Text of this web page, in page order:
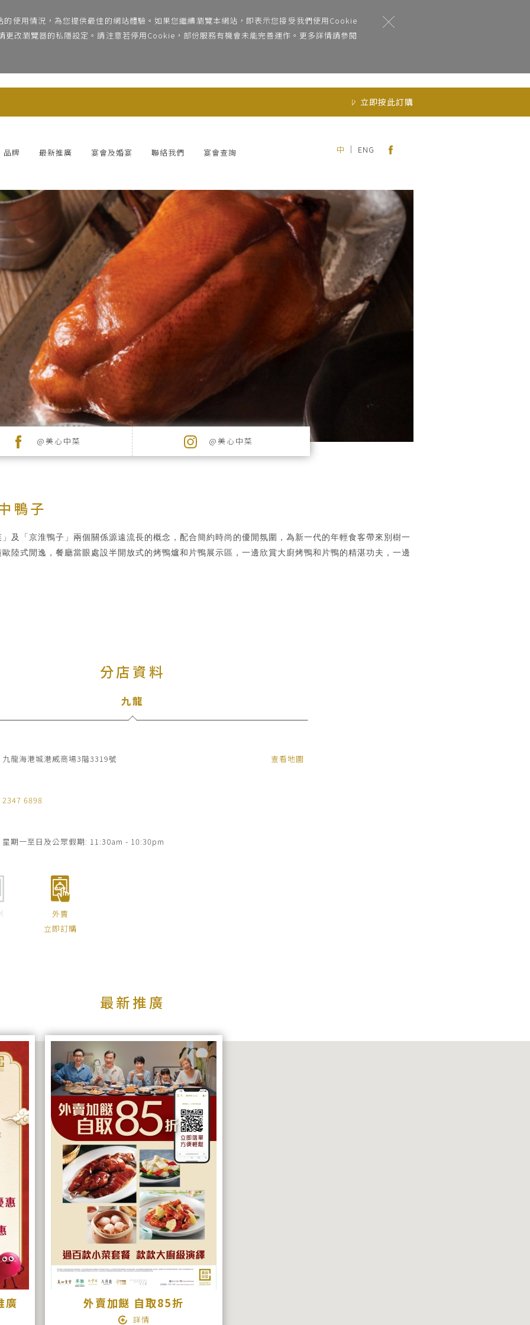
使用情況，為您提供最佳的網站體驗。如果您繼續瀏覽本網站，即表示您接受我們使用Cookie
改瀏覽器的私隱設定。請注意若停用Cookie，部份服務有機會未能完善運作。更多詳情請參閱
立即按此訂購
品牌 最新推廣 宴會及婚宴 聯絡我們 宴會查詢 中 ｜ ENG
Next
@美心中菜 @美心中菜
鴨子
及「京淮鴨子」兩個關係源遠流長的概念，配合簡約時尚的優閒氛圍，為新一代的年輕食客帶來別樹一
陸式閒逸，餐廳當眼處設半開放式的烤鴨爐和片鴨展示區，一邊欣賞大廚烤鴨和片鴨的精湛功夫，一邊
分店資料
九龍
九龍海港城港威商場3階3319號 查看地圖
2347 6898
星期一至日及公眾假期: 11:30am - 10:30pm
外賣
立即訂購
最新推廣
廣 外賣加餸 自取85折
詳情